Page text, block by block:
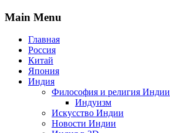
Main Menu
Главная
Россия
Китай
Япония
Индия
Философия и религия Индии
Индуизм
Искусство Индии
Новости Индии